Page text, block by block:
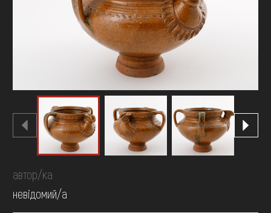
ОНЛАЙН-КРАМНИЦЯ
ПІДТРИМАТИ
автор/ка
невідомий/а